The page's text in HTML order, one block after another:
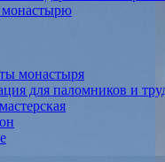
монастыря
для паломников и